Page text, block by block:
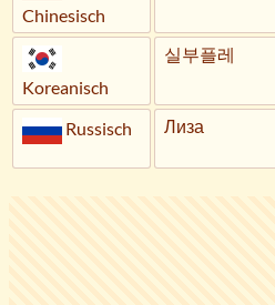
Chinesisch
Koreanisch
실부플레
Russisch Лиза